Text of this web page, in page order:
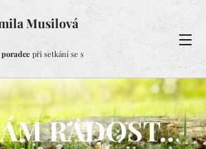
Musilová
při setkání se s
RADOST...